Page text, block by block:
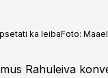
ka leibaFoto:
Rahuleiva